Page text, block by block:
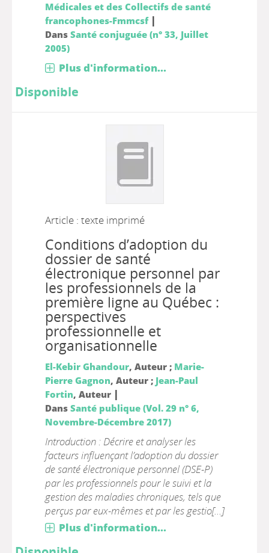
Médicales et des Collectifs de santé
francophones-Fmmcsf|
Dans Santé conjuguée (n° 33, Juillet
2005)
Plus d'information...
Disponible
Article : texte imprimé
Conditions d’adoption du
dossier de santé
électronique personnel par
les professionnels de la
première ligne au Québec :
perspectives
professionnelle et
organisationnelle
El-Kebir Ghandour, Auteur ; Marie-
Pierre Gagnon, Auteur ; Jean-Paul
Fortin, Auteur |
Dans Santé publique (Vol. 29 n° 6,
Novembre-Décembre 2017)
Introduction : Décrire et analyser les
facteurs influençant l’adoption du dossier
de santé électronique personnel (DSE-P)
par les professionnels pour le suivi et la
gestion des maladies chroniques, tels que
perçus par eux-mêmes et par les gestio[...]
Plus d'information...